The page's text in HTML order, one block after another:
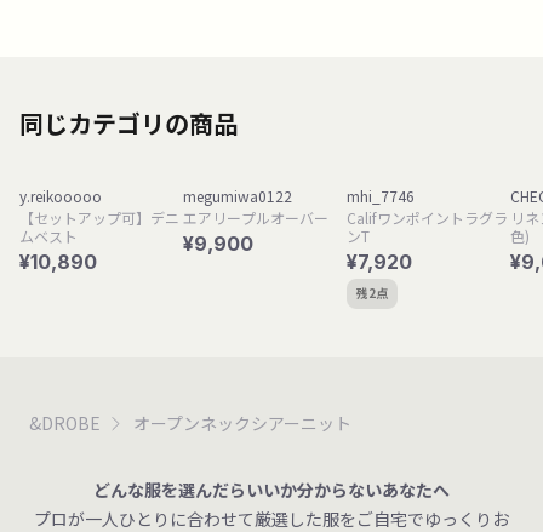
同じカテゴリの商品
y.reikooooo
【セットアップ可】デニ
ムベスト
¥10,890
megumiwa0122
エアリープルオーバー
¥9,900
mhi_7746
Califワンポイントラグラ
ンT
¥7,920
残2点
リ
色)
&DROBE オープンネックシアーニット
どんな服を選んだらいいか分からないあなたへ
プロが一人ひとりに合わせて厳選した服をご自宅でゆっくりお